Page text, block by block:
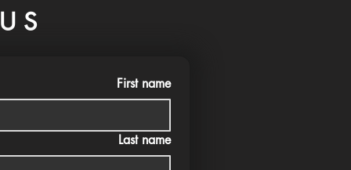
First name
Last name